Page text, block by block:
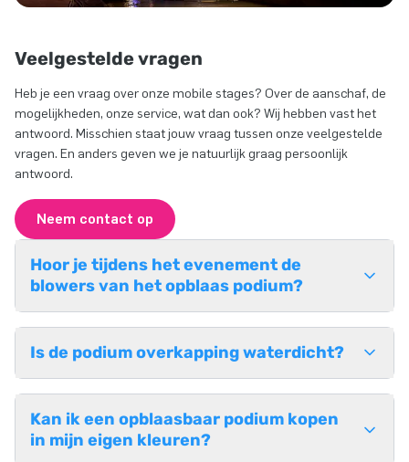
Veelgestelde vragen
Heb je een vraag over onze mobile stages? Over de aanschaf, de
mogelijkheden, onze service, wat dan ook? Wij hebben vast het
antwoord. Misschien staat jouw vraag tussen onze veelgestelde
vragen. En anders geven we je natuurlijk graag persoonlijk
antwoord.
Neem contact op
Hoor je tijdens het evenement de
blowers van het opblaas podium?
Is de podium overkapping waterdicht?
Kan ik een opblaasbaar podium kopen
in mijn eigen kleuren?